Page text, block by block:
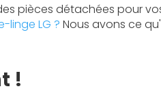
pièces détachées pour
linge LG ? Nous avons ce
!